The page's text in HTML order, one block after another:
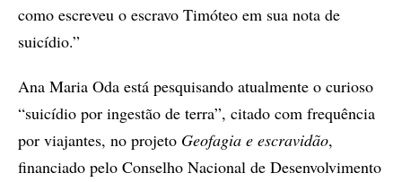
como escreveu o escravo Timóteo em sua nota de
suicídio.”
Ana Maria Oda está pesquisando atualmente o curioso
“suicídio por ingestão de terra”, citado com frequência
por viajantes, no projeto Geofagia e escravidão,
financiado pelo Conselho Nacional de Desenvolvimento